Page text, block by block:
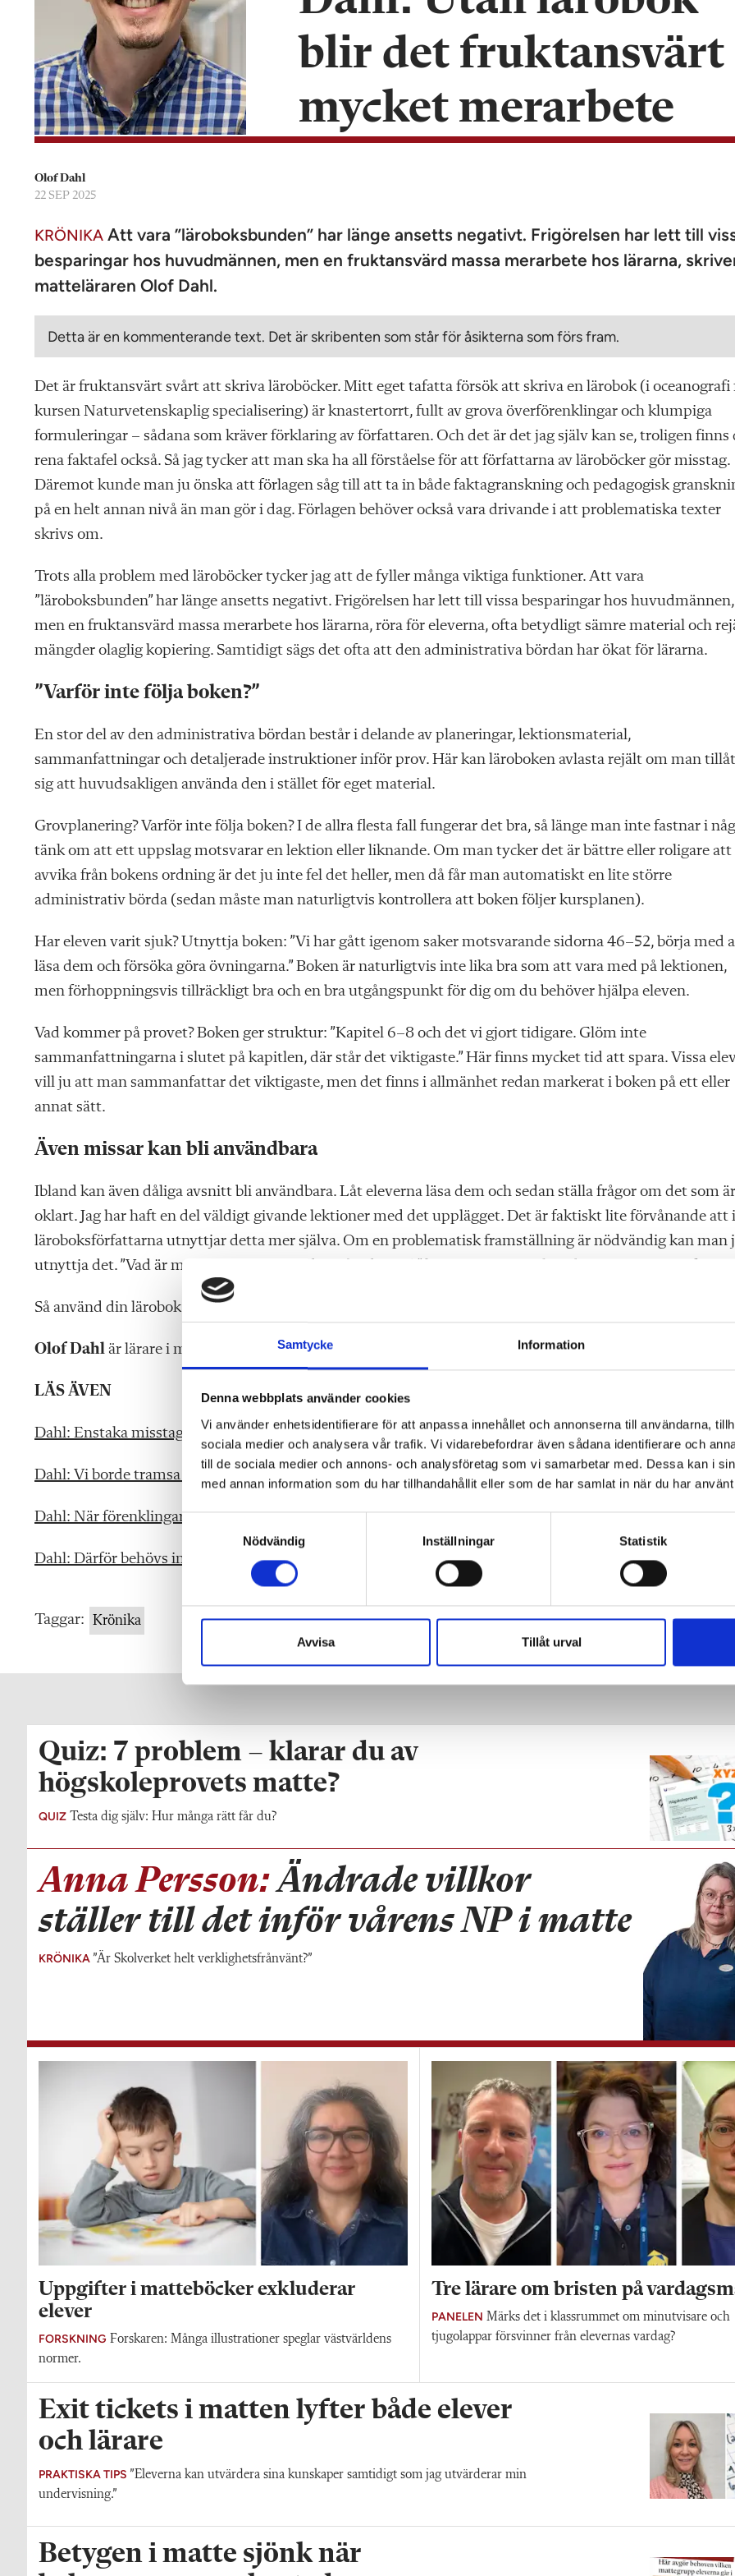
Samtycke Information
Denna webbplats använder cookies
Vi använder enhetsidentifierare för att anpassa innehållet och annonserna till användarna,
sociala medier och analysera vår trafik. Vi vidarebefordrar även sådana identifierare och
till de sociala medier och annons- och analysföretag som vi samarbetar med. Dessa kan i
med annan information som du har tillhandahållit eller som de har samlat in när du har
S
m
s
l
Nödvändig Inställningar Statistik
Avvisa Tillåt urval
blir det fruktansvärt
mycket merarbete
Olof Dahl
22 SEP 2025
KRÖNIKA Att vara ”läroboksbunden” har länge ansetts negativt. Frigörelsen har lett till
besparingar hos huvudmännen, men en fruktansvärd massa merarbete hos lärarna,
matteläraren Olof Dahl.
Detta är en kommenterande text. Det är skribenten som står för åsikterna som förs fram.
Det är fruktansvärt svårt att skriva läroböcker. Mitt eget tafatta försök att skriva en lärobok (i oceanografi
kursen Naturvetenskaplig specialisering) är knastertorrt, fullt av grova överförenklingar och klumpiga
formuleringar – sådana som kräver förklaring av författaren. Och det är det jag själv kan se, troligen finns
rena faktafel också. Så jag tycker att man ska ha all förståelse för att författarna av läroböcker gör misstag.
Däremot kunde man ju önska att förlagen såg till att ta in både faktagranskning och pedagogisk
på en helt annan nivå än man gör i dag. Förlagen behöver också vara drivande i att problematiska texter
skrivs om.
Trots alla problem med läroböcker tycker jag att de fyller många viktiga funktioner. Att vara
”läroboksbunden” har länge ansetts negativt. Frigörelsen har lett till vissa besparingar hos huvudmännen,
men en fruktansvärd massa merarbete hos lärarna, röra för eleverna, ofta betydligt sämre material och
mängder olaglig kopiering. Samtidigt sägs det ofta att den administrativa bördan har ökat för lärarna.
”Varför inte följa boken?”
En stor del av den administrativa bördan består i delande av planeringar, lektionsmaterial,
sammanfattningar och detaljerade instruktioner inför prov. Här kan läroboken avlasta rejält om man
sig att huvudsakligen använda den i stället för eget material.
Grovplanering? Varför inte följa boken? I de allra flesta fall fungerar det bra, så länge man inte fastnar i
tänk om att ett uppslag motsvarar en lektion eller liknande. Om man tycker det är bättre eller roligare att
avvika från bokens ordning är det ju inte fel det heller, men då får man automatiskt en lite större
administrativ börda (sedan måste man naturligtvis kontrollera att boken följer kursplanen).
Har eleven varit sjuk? Utnyttja boken: ”Vi har gått igenom saker motsvarande sidorna 46–52, börja med
läsa dem och försöka göra övningarna.” Boken är naturligtvis inte lika bra som att vara med på lektionen,
men förhoppningsvis tillräckligt bra och en bra utgångspunkt för dig om du behöver hjälpa eleven.
Vad kommer på provet? Boken ger struktur: ”Kapitel 6–8 och det vi gjort tidigare. Glöm inte
sammanfattningarna i slutet på kapitlen, där står det viktigaste.” Här finns mycket tid att spara. Vissa
vill ju att man sammanfattar det viktigaste, men det finns i allmänhet redan markerat i boken på ett eller
annat sätt.
Även missar kan bli användbara
Ibland kan även dåliga avsnitt bli användbara. Låt eleverna läsa dem och sedan ställa frågor om det som är
oklart. Jag har haft en del väldigt givande lektioner med det upplägget. Det är faktiskt lite förvånande att
läroboksförfattarna utnyttjar detta mer själva. Om en problematisk framställning är nödvändig kan man
utnyttja det. ”Vad är missvisande med bilden på sidan 35?” kan ju vara en oerhört bra övningsuppgift.
Så använd din lärobok! Som en bonus blir kanske eleverna dessutom bättre på att läsa.
Olof Dahl är lärare i matematik och fysik på Franklins gymnasium i Mölndal.
LÄS ÄVEN
Dahl: Enstaka misstag får inte väga för tungt i matten
Dahl: Vi borde tramsa lite mer i skolan
Dahl: När förenklingar stjälper mer än de hjälper i skolan
Dahl: Därför behövs inga hypoteser före laborationen
Taggar: Krönika
Quiz: 7 problem – klarar du av
högskoleprovets matte?
QUIZ Testa dig själv: Hur många rätt får du?
Anna Persson:Ändrade villkor
ställer till det inför vårens NP i matte
KRÖNIKA ”Är Skolverket helt verklighetsfrånvänt?”
Uppgifter i matteböcker exkluderar
elever
FORSKNING Forskaren: Många illustrationer speglar västvärldens
normer.
Tre lärare om bristen på
PANELEN Märks det i klassrummet om minutvisare och
tjugolappar försvinner från elevernas vardag?
Exit tickets i matten lyfter både elever
och lärare
PRAKTISKA TIPS ”Eleverna kan utvärdera sina kunskaper samtidigt som jag utvärderar min
undervisning.”
Betygen i matte sjönk när